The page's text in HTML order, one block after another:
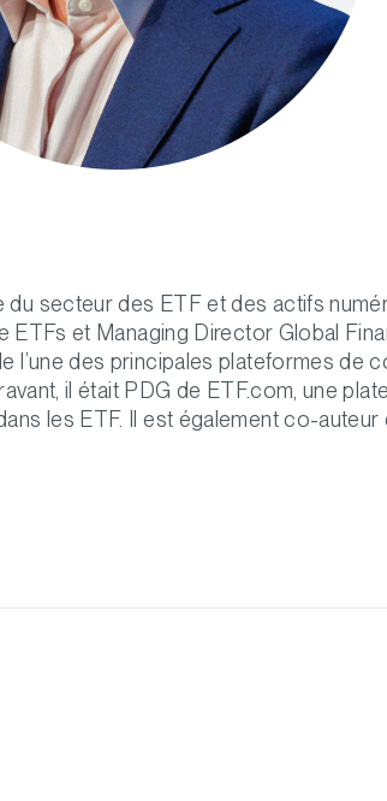
secteur des ETF et des actifs
ETFs et Managing Director Global
l’une des principales plateformes de
il était PDG de ETF.com, une
les ETF. Il est également co-auteur